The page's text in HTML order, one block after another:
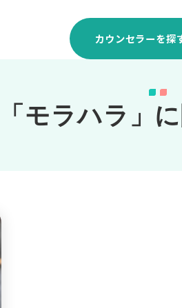
カウンセラーを探
「モラハラ」